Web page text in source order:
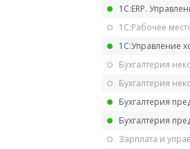
1С:ERP.
1С:Рабочее
1С:Управление
Бухгалтерия
Бухгалтерия
Бухгалтерия
Бухгалтерия
Зарплата и